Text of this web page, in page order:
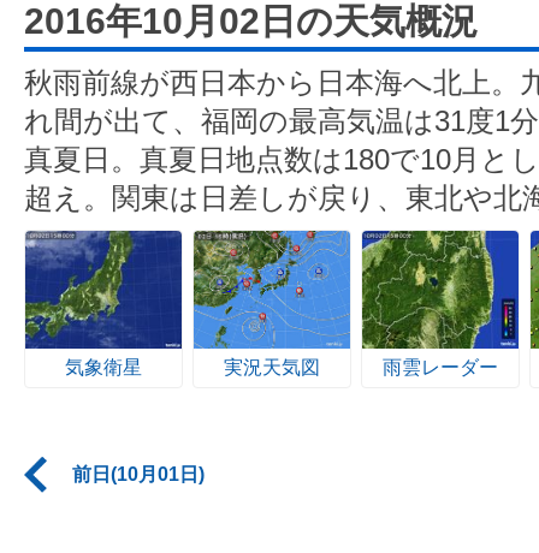
2016年10月02日の天気概況
秋雨前線が西日本から日本海へ北上。
れ間が出て、福岡の最高気温は31度1
真夏日。真夏日地点数は180で10月と
超え。関東は日差しが戻り、東北や北
気象衛星 実況天気図 雨雲レーダー
前日(10月01日)